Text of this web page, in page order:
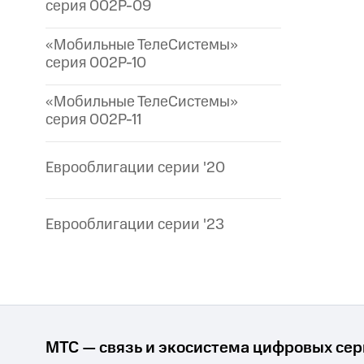
серия 002P-09
«Мобильные ТелеСистемы»
серия 002P-10
«Мобильные ТелеСистемы»
серия 002P-11
Еврооблигации серии '20
Еврооблигации серии '23
МТС — связь и экосистема цифровых